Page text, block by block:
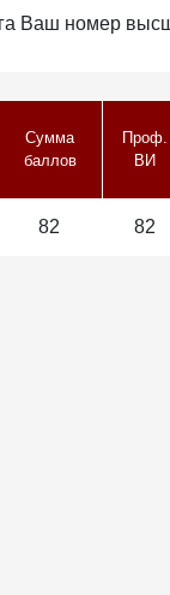
Ваш номер
Сумма
баллов
Проф.
ВИ
82 82